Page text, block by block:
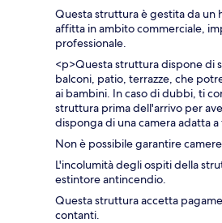
Questa struttura è gestita da un
affitta in ambito commerciale,
professionale.
<p>Questa struttura dispone di
balconi, patio, terrazze, che
ai bambini. In caso di dubbi, ti
struttura prima dell'arrivo per
disponga di una camera adatta
Non è possibile garantire
L'incolumità degli ospiti della
estintore antincendio.
Questa struttura accetta
contanti.